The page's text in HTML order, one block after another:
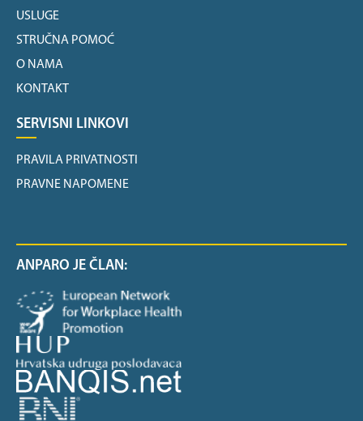
USLUGE
STRUČNA POMOĆ
O NAMA
KONTAKT
SERVISNI LINKOVI
PRAVILA PRIVATNOSTI
PRAVNE NAPOMENE
ANPARO JE ČLAN: